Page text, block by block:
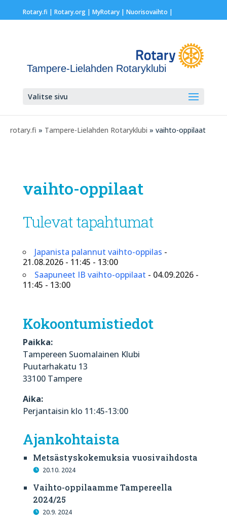
Rotary.fi | Rotary.org| MyRotary | Nuorisovaihto |
Tampere-Lielahden Rotaryklubi
Valitse sivu
rotary.fi » Tampere-Lielahden Rotaryklubi » vaihto-oppilaat
vaihto-oppilaat
Tulevat tapahtumat
Japanista palannut vaihto-oppilas -
21.08.2026 - 11:45 - 13:00
Saapuneet IB vaihto-oppilaat - 04.09.2026 -
11:45 - 13:00
Kokoontumistiedot
Paikka:
Tampereen Suomalainen Klubi
Puutarhakatu 13
33100 Tampere
Aika:
Perjantaisin klo 11:45-13:00
Ajankohtaista
Metsästyskokemuksia vuosivaihdosta
20.10. 2024
Vaihto-oppilaamme Tampereella
2024/25
20.9. 2024